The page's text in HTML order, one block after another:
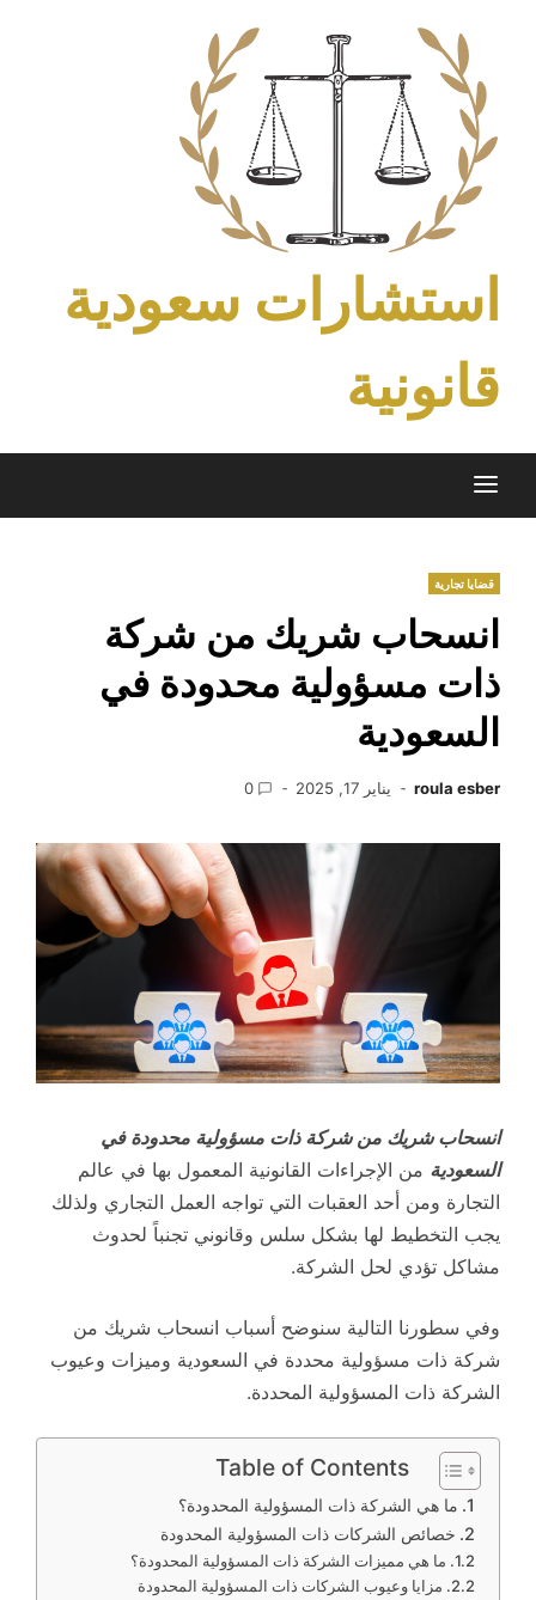
content
استشارات سعودية
قانونية
قضايا تجارية
انسحاب شريك من شركة
ذات مسؤولية محدودة في
السعودية
roula esber يناير 17, 2025 0
انسحاب شريك من شركة ذات مسؤولية محدودة في
السعودية من الإجراءات القانونية المعمول بها في عالم
التجارة ومن أحد العقبات التي تواجه العمل التجاري ولذلك
يجب التخطيط لها بشكل سلس وقانوني تجنباً لحدوث
مشاكل تؤدي لحل الشركة.
وفي سطورنا التالية سنوضح أسباب انسحاب شريك من
شركة ذات مسؤولية محددة في السعودية وميزات وعيوب
الشركة ذات المسؤولية المحددة.
Table of Contents
ما هي الشركة ذات المسؤولية المحدودة؟
خصائص الشركات ذات المسؤولية المحدودة
ما هي مميزات الشركة ذات المسؤولية المحدودة؟
مزايا وعيوب الشركات ذات المسؤولية المحدودة